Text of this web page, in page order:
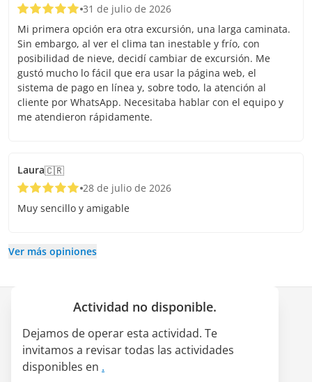
31 de julio de 2026
Mi primera opción era otra excursión, una larga caminata.
Sin embargo, al ver el clima tan inestable y frío, con
posibilidad de nieve, decidí cambiar de excursión. Me
gustó mucho lo fácil que era usar la página web, el
sistema de pago en línea y, sobre todo, la atención al
cliente por WhatsApp. Necesitaba hablar con el equipo y
me atendieron rápidamente.
Laura🇨🇷
28 de julio de 2026
Muy sencillo y amigable
Ver más opiniones
Actividad no disponible.
Dejamos de operar esta actividad. Te
invitamos a revisar todas las actividades
disponibles en .
Quiénes somos
Alianza LATAM Pass
Empleos